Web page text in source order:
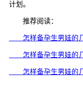
计划。
推荐阅读：
怎样备孕生男娃的几
怎样备孕生男娃的几
怎样备孕生男娃的几